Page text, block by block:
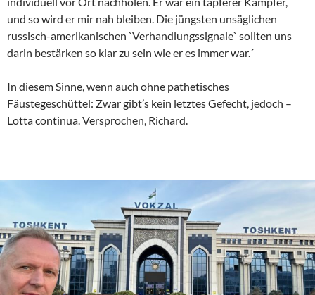
und so wird er mir nah bleiben. Die jüngsten unsäglichen
russisch-amerikanischen `Verhandlungssignale` sollten uns
darin bestärken so klar zu sein wie er es immer war.´
In diesem Sinne, wenn auch ohne pathetisches
Fäustegeschüttel: Zwar gibt’s kein letztes Gefecht, jedoch –
Lotta continua. Versprochen, Richard.